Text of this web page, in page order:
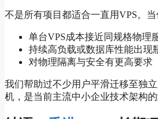
不是所有项目都适合一直用VPS。
单台VPS成本接近同规格物理
持续高负载或数据库性能出现
对物理隔离与安全有更高要求
我们帮助过不少用户平滑迁移至独
机，是当前主流中小企业技术架构的